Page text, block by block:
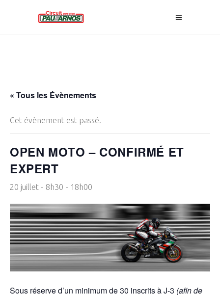
« Tous les Évènements
Cet évènement est passé.
OPEN MOTO – CONFIRMÉ ET
EXPERT
20 juillet - 8h30 - 18h00
Sous réserve d’un minimum de 30 inscrits à J-3 (afin de